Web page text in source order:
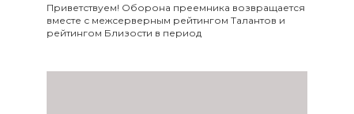
Приветствуем! Оборона преемника возвращается
вместе с межсерверным рейтингом Талантов и
рейтингом Близости в период